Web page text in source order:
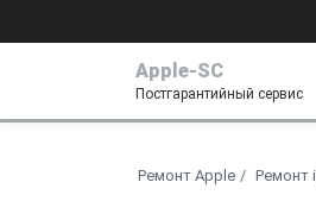
Apple-SC
Постгарантийный сервис
Ремонт Apple Ремонт